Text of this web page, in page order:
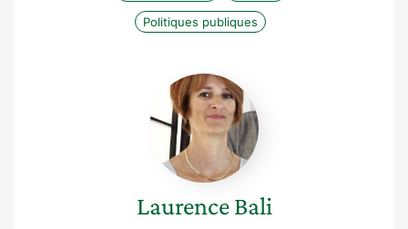
Politiques publiques
Laurence
Bali
Laurence Bali